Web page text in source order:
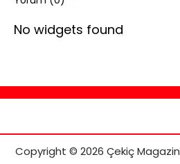
No widgets found
Copyright © 2026 Çekiç Magazin